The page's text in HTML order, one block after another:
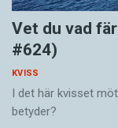
Vet du vad
#624)
KVISS
I det här kvisset
betyder?